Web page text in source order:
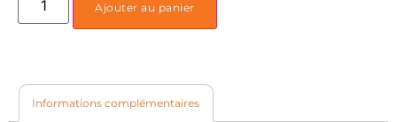
Ajouter au panier
Informations complémentaires